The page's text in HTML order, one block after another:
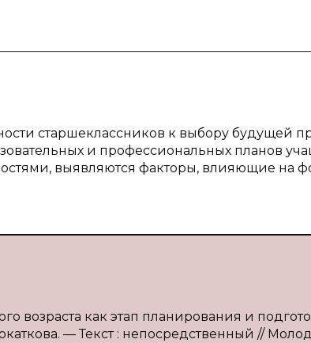
старшеклассников к выбору будущей
и профессиональных планов
выявляются факторы, влияющие на
возраста как этап планирования и
— Текст : непосредственный //